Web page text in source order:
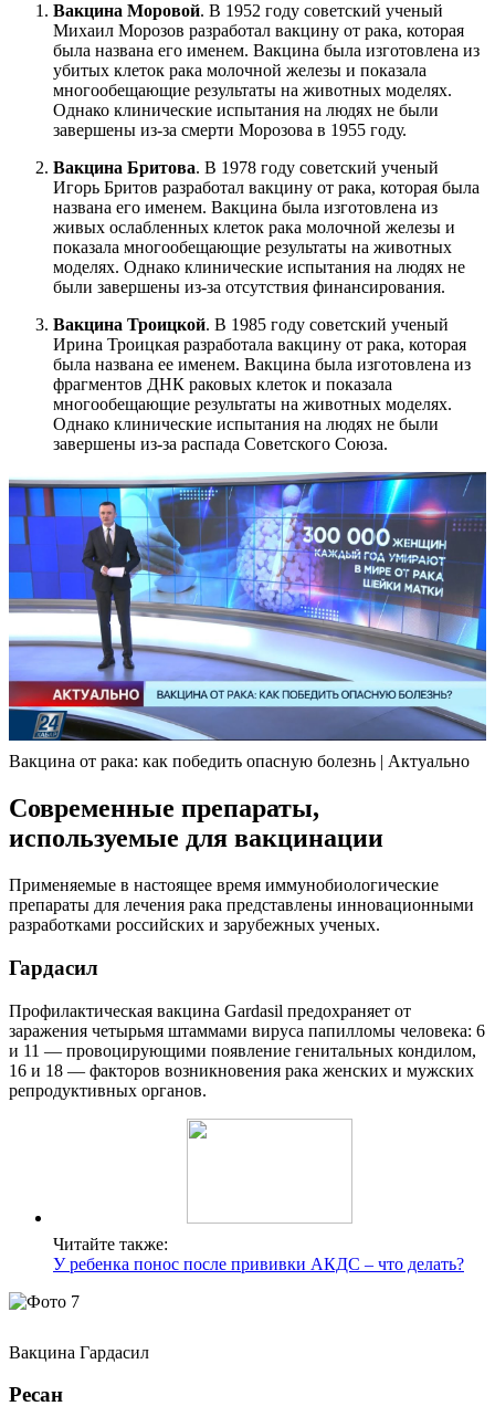
Вакцина Моровой. В 1952 году советский ученый
Михаил Морозов разработал вакцину от рака, которая
была названа его именем. Вакцина была изготовлена из
убитых клеток рака молочной железы и показала
многообещающие результаты на животных моделях.
Однако клинические испытания на людях не были
завершены из-за смерти Морозова в 1955 году.
Вакцина Бритова. В 1978 году советский ученый
Игорь Бритов разработал вакцину от рака, которая была
названа его именем. Вакцина была изготовлена из
живых ослабленных клеток рака молочной железы и
показала многообещающие результаты на животных
моделях. Однако клинические испытания на людях не
были завершены из-за отсутствия финансирования.
Вакцина Троицкой. В 1985 году советский ученый
Ирина Троицкая разработала вакцину от рака, которая
была названа ее именем. Вакцина была изготовлена из
фрагментов ДНК раковых клеток и показала
многообещающие результаты на животных моделях.
Однако клинические испытания на людях не были
завершены из-за распада Советского Союза.
Вакцина от рака: как победить опасную болезнь | Актуально
Современные препараты,
используемые для вакцинации
Применяемые в настоящее время иммунобиологические
препараты для лечения рака представлены инновационными
разработками российских и зарубежных ученых.
Гардасил
Профилактическая вакцина Gardasil предохраняет от
заражения четырьмя штаммами вируса папилломы человека: 6
и 11 — провоцирующими появление генитальных кондилом,
16 и 18 — факторов возникновения рака женских и мужских
репродуктивных органов.
Читайте также:
У ребенка понос после прививки АКДС – что делать?
Вакцина Гардасил
Ресан